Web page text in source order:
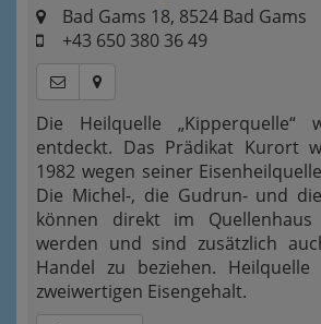
Bad Gams 18, 8524 Bad Gams
+43 650 380 36 49
Die Heilquelle „Kipperquelle“
entdeckt. Das Prädikat Kurort
1982 wegen seiner
Die Michel-, die Gudrun- und
können direkt im Quellenhaus
werden und sind zusätzlich
Handel zu beziehen.
zweiwertigen Eisengehalt.